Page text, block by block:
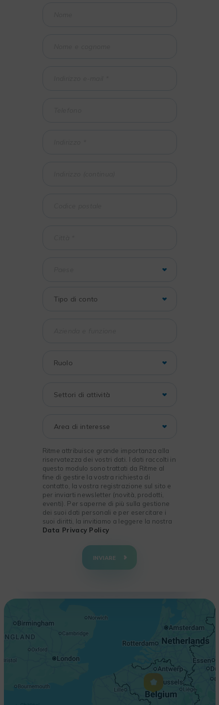
Ritme attribuisce grande importanza alla
riservatezza dei vostri dati. I dati raccolti in
questo modulo sono trattati da Ritme al
fine di gestire la vostra richiesta di
contatto, la vostra registrazione sul sito e
per inviarti newsletter (novità, prodotti,
eventi). Per saperne di più sulla gestione
dei suoi dati personali e per esercitare i
suoi diritti, la invitiamo a leggere la nostra
Data Privacy Policy
INVIARE